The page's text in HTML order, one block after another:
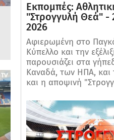
Εκπομπές:
"Στρογγυλή Θεά" -
2026
Αφιερωμένη στο
Κύπελλο και την
παρουσιάζει στα
Καναδά, των ΗΠΑ, και
και η αποψινή